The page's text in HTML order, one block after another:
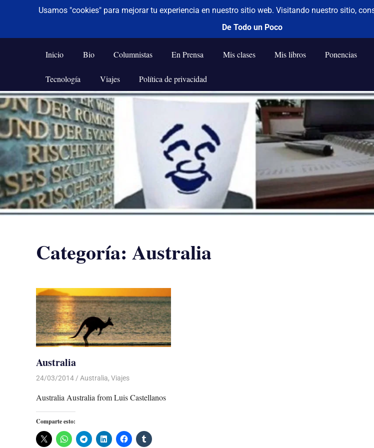
Saltar
al
contenido
De todo un poco
Frases,
Humor,
Tecnología
y
Viajes
Inicio Bio Columnistas En Prensa Mis clases Mis libros Ponencias
Tecnología Viajes Política de privacidad
Categoría: Australia
Australia
24/03/2014 Luis Castellanos
Australia, Viajes
Australia Australia from Luis Castellanos
Comparte esto: